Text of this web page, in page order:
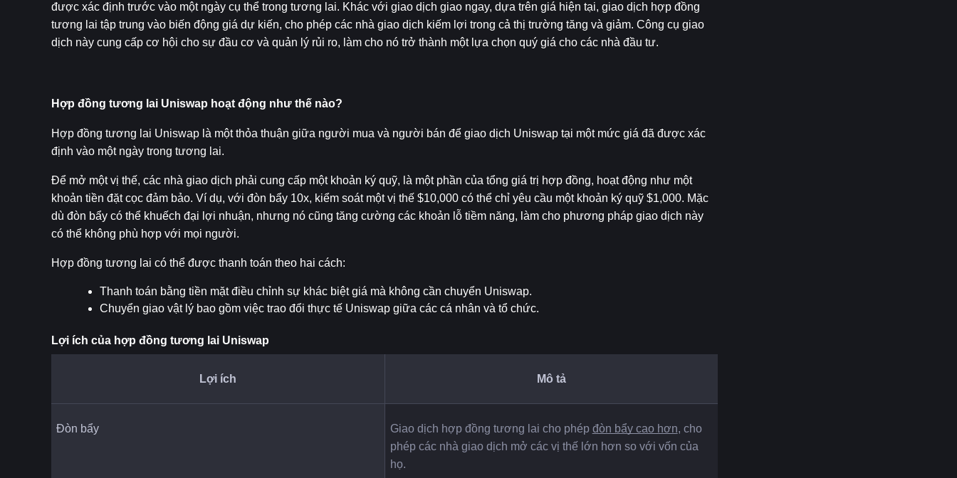
được xác định trước vào một ngày cụ thể trong tương lai. Khác với giao dịch giao ngay, dựa trên giá hiện tại, giao dịch hợp đồng
tương lai tập trung vào biến động giá dự kiến, cho phép các nhà giao dịch kiếm lợi trong cả thị trường tăng và giảm. Công cụ giao
dịch này cung cấp cơ hội cho sự đầu cơ và quản lý rủi ro, làm cho nó trở thành một lựa chọn quý giá cho các nhà đầu tư.
Hợp đồng tương lai Uniswap hoạt động như thế nào?
Hợp đồng tương lai Uniswap là một thỏa thuận giữa người mua và người bán để giao dịch Uniswap tại một mức giá đã được xác
định vào một ngày trong tương lai.
Để mở một vị thế, các nhà giao dịch phải cung cấp một khoản ký quỹ, là một phần của tổng giá trị hợp đồng, hoạt động như một
khoản tiền đặt cọc đảm bảo. Ví dụ, với đòn bẩy 10x, kiểm soát một vị thế $10,000 có thể chỉ yêu cầu một khoản ký quỹ $1,000. Mặc
dù đòn bẩy có thể khuếch đại lợi nhuận, nhưng nó cũng tăng cường các khoản lỗ tiềm năng, làm cho phương pháp giao dịch này
có thể không phù hợp với mọi người.
Hợp đồng tương lai có thể được thanh toán theo hai cách:
Thanh toán bằng tiền mặt điều chỉnh sự khác biệt giá mà không cần chuyển Uniswap.
Chuyển giao vật lý bao gồm việc trao đổi thực tế Uniswap giữa các cá nhân và tổ chức.
Lợi ích của hợp đồng tương lai Uniswap
Lợi ích Mô tả
Đòn bẩy Giao dịch hợp đồng tương lai cho phép đòn bẩy cao hơn, cho
phép các nhà giao dịch mở các vị thế lớn hơn so với vốn của
họ.